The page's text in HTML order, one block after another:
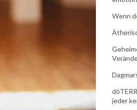
Wenn
jeder